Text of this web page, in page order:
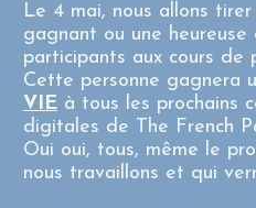
Le 4 mai, nous allons
gagnant ou une
participants aux cours de
Cette personne gagnera
VIE à tous les prochains
digitales de The French
Oui oui, tous, même le
nous travaillons et qui